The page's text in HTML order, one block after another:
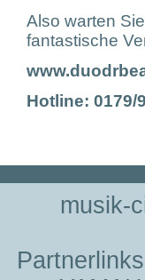
Also warten
fantastische
Hotline: 0179/
musik-